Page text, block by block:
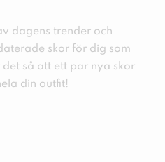
dagens trender och
skor för dig som
så att ett par nya skor
din outfit!